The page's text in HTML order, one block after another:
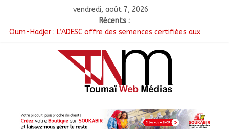
vendredi, août 7, 2026
Récents :
Oum-Hadjer : L’ADESC offre des semences certifiées aux
RGPH-3 : Le Tchad clôture la collecte des données avec plus
de 4,3 millions de ménages recensés
Tchad–Égypte : La Commission mixte relance les grands
chantiers de coopération
Nigeria : 308 otages libérés lors d’une vaste opération de